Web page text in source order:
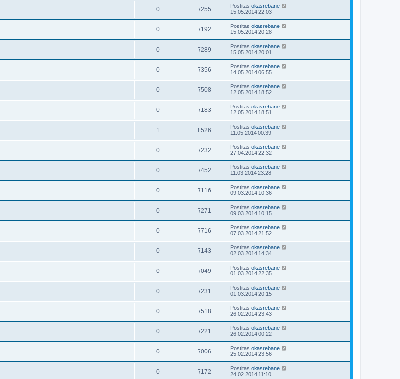
0 7255 Postitas okasrebane
15.05.2014 22:03
0 7192 Postitas okasrebane
15.05.2014 20:28
0 7289 Postitas okasrebane
15.05.2014 20:01
0 7356 Postitas okasrebane
14.05.2014 06:55
0 7508 Postitas okasrebane
12.05.2014 18:52
0 7183 Postitas okasrebane
12.05.2014 18:51
1 8526 Postitas okasrebane
11.05.2014 00:39
0 7232 Postitas okasrebane
27.04.2014 22:32
0 7452 Postitas okasrebane
11.03.2014 23:28
0 7116 Postitas okasrebane
09.03.2014 10:36
0 7271 Postitas okasrebane
09.03.2014 10:15
0 7716 Postitas okasrebane
07.03.2014 21:52
0 7143 Postitas okasrebane
02.03.2014 14:34
0 7049 Postitas okasrebane
01.03.2014 22:35
0 7231 Postitas okasrebane
01.03.2014 20:15
0 7518 Postitas okasrebane
26.02.2014 23:43
0 7221 Postitas okasrebane
26.02.2014 00:22
0 7006 Postitas okasrebane
25.02.2014 23:56
0 7172 Postitas okasrebane
24.02.2014 11:10